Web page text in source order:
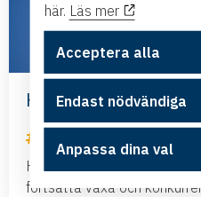
Har Sverige råd att
Hur säkerställer vi att
fortsätta växa och
här. Läs mer
Acceptera alla
Endast nödvändiga
Anpassa dina val